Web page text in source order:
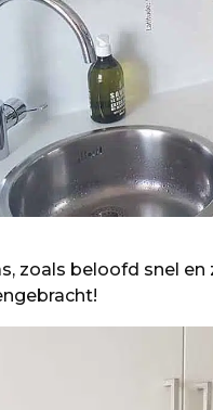
zoals beloofd snel